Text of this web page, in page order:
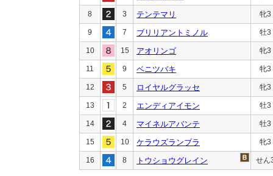
8 3 テンテマリ 牝3
9 7 ブリリアントミノル 牡3
10 15 アオリンゴ 牝3
11 9 ベニツバキ 牝3
12 5 ロイヤルグラッセ 牝3
13 2 エンディアイモン 牡3
14 4 マイネルアバンテ 牡3
15 10 ケラウズランブラ 牝3
16 8 トウショウグレイン せん